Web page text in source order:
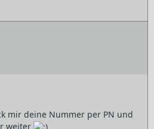
mir deine Nummer per PN und
weiter